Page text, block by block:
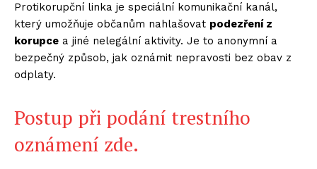
Protikorupční linka je speciální komunikační kanál,
který umožňuje občanům nahlašovat podezření z
korupce a jiné nelegální aktivity. Je to anonymní a
bezpečný způsob, jak oznámit nepravosti bez obav z
odplaty.
Postup při podání trestního
oznámení zde.